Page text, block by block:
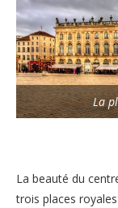
La
La beauté du
trois places royales